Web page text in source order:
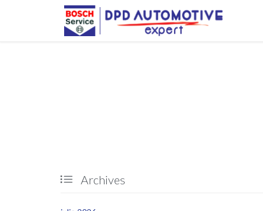
 Archives